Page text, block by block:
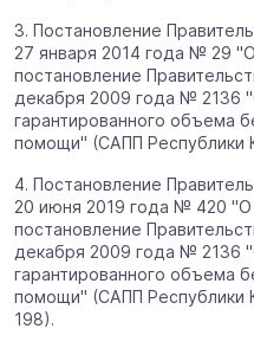
3. Постановление
27 января 2014 года № 29
постановление
декабря 2009 года № 2136
гарантированного объема
помощи" (САПП Республики
4. Постановление
20 июня 2019 года № 420 "О
постановление
декабря 2009 года № 2136
гарантированного объема
помощи" (САПП Республики
198).